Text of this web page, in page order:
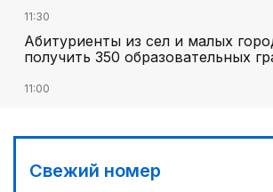
11:30
Абитуриенты из сел и малых
получить 350 образовательных
11:00
МЧС запустило новые станции
Свежий номер